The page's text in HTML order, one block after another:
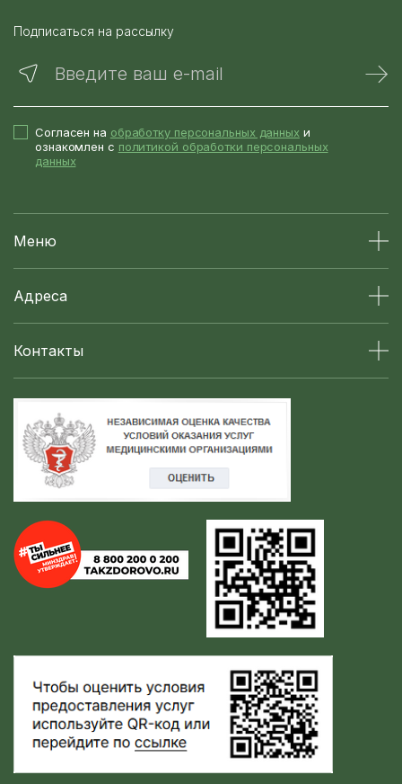
Подписаться на рассылку
Введите ваш e-mail
Согласен на обработку персональных данных и
ознакомлен с политикой обработки персональных
данных
Меню
Адреса
Контакты